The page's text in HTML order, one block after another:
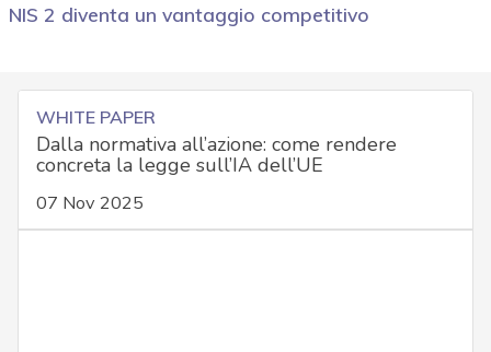
NIS 2 diventa un vantaggio competitivo
WHITE PAPER
Dalla normativa all’azione: come rendere
concreta la legge sull’IA dell’UE
07 Nov 2025